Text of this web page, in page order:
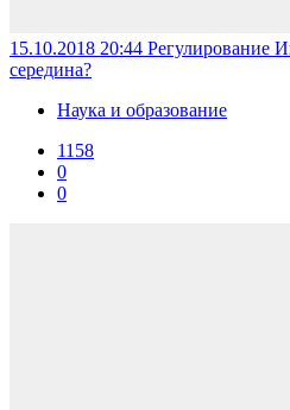
15.10.2018 20:44 Регулирование
середина?
Наука и образование
1158
0
0